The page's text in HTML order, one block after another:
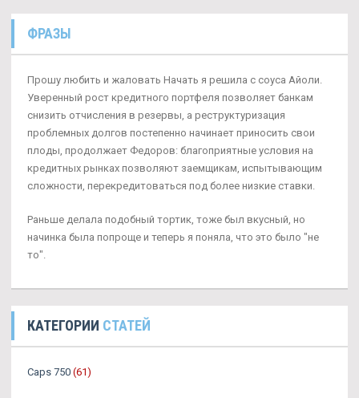
ФРАЗЫ
Прошу любить и жаловать Начать я решила с соуса Айоли.
Уверенный рост кредитного портфеля позволяет банкам
снизить отчисления в резервы, а реструктуризация
проблемных долгов постепенно начинает приносить свои
плоды, продолжает Федоров: благоприятные условия на
кредитных рынках позволяют заемщикам, испытывающим
сложности, перекредитоваться под более низкие ставки.
Раньше делала подобный тортик, тоже был вкусный, но
начинка была попроще и теперь я поняла, что это было "не
то".
КАТЕГОРИИ СТАТЕЙ
Caps 750 (61)